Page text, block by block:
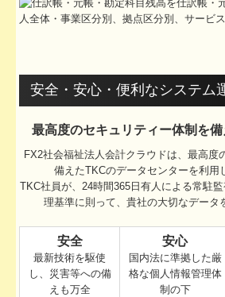
安全・安心・便利なシステム
最高度のセキュリティー体制を
FX2社会福祉法人会計クラウドは、最高度
備えたTKCのデータセンターを利用
TKC社員が、24時間365日有人による常駐
理基準に則って、貴社の大切なデータ
安全
最新技術を駆使
し、災害等への備
えも万全
安心
国内法に準拠した厳
格な個人情報管理体
制の下